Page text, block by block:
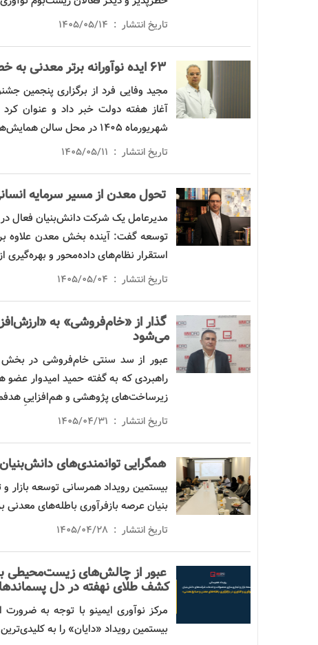
تاریخ انتشار : ۱۴۰۵/۰۵/۱۴
۶۳ ایدهنوآورانه برتر معدنی به
مجید وفایی فرد از برگزاری پنجمین
شهریورماه ۱۴۰۵ در محل سالن همایش‌های سازمان ایمیدرو برگزار خواهد شد.
تاریخ انتشار : ۱۴۰۵/۰۵/۱۱
تحول معدن از مسیر سرمایه
مدیرعامل یک شرکت دانش‌بنیان فعال
توسعه گفت: آینده بخش معدن علاوه
استقرار نظام‌های داده‌محور و بهره‌گیری
تاریخ انتشار : ۱۴۰۵/۰۵/۰۴
گذار از «خام‌فروشی» به
می‌شود
عبور از سد سنتیخام‌فروشی در بخش
راهبردی که به گفته حمید امیدوار عضو
زیرساخت‌های پژوهشی و هم‌افزاییِ
تاریخ انتشار : ۱۴۰۵/۰۴/۳۱
همگرایی توانمندی‌هایدانش‌بنیان
بیستمین رویداد همرسانی توسعه بازار
بنیان عرصهبازفرآوریباطله‌های معدنی
تاریخ انتشار : ۱۴۰۵/۰۴/۲۸
عبور از چالش‌های زیست‌محیطی
کشف طلای نهفته در دل پسماندها
مرکز نوآوری ایمینو با توجه به
بیستمین رویداد «دایان» را به